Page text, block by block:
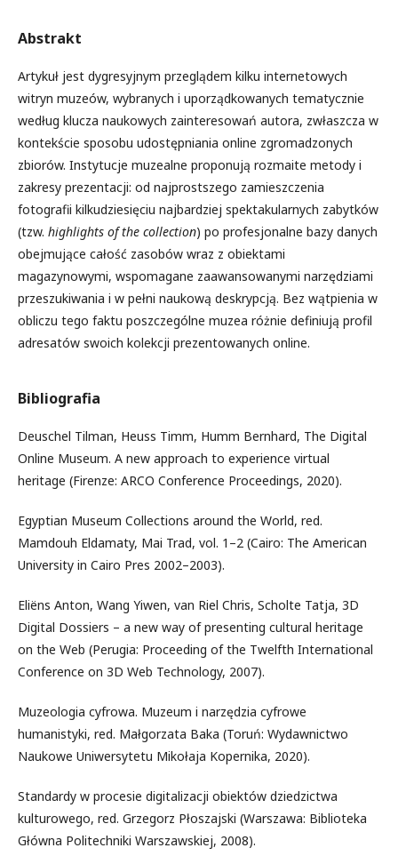
Abstrakt
Artykuł jest dygresyjnym przeglądem kilku internetowych
witryn muzeów, wybranych i uporządkowanych tematycznie
według klucza naukowych zainteresowań autora, zwłaszcza w
kontekście sposobu udostępniania online zgromadzonych
zbiorów. Instytucje muzealne proponują rozmaite metody i
zakresy prezentacji: od najprostszego zamieszczenia
fotografii kilkudziesięciu najbardziej spektakularnych zabytków
(tzw. highlights of the collection) po profesjonalne bazy danych
obejmujące całość zasobów wraz z obiektami
magazynowymi, wspomagane zaawansowanymi narzędziami
przeszukiwania i w pełni naukową deskrypcją. Bez wątpienia w
obliczu tego faktu poszczególne muzea różnie definiują profil
adresatów swoich kolekcji prezentowanych online.
Bibliografia
Deuschel Tilman, Heuss Timm, Humm Bernhard, The Digital
Online Museum. A new approach to experience virtual
heritage (Firenze: ARCO Conference Proceedings, 2020).
Egyptian Museum Collections around the World, red.
Mamdouh Eldamaty, Mai Trad, vol. 1–2 (Cairo: The American
University in Cairo Pres 2002–2003).
Eliëns Anton, Wang Yiwen, van Riel Chris, Scholte Tatja, 3D
Digital Dossiers – a new way of presenting cultural heritage
on the Web (Perugia: Proceeding of the Twelfth International
Conference on 3D Web Technology, 2007).
Muzeologia cyfrowa. Muzeum i narzędzia cyfrowe
humanistyki, red. Małgorzata Baka (Toruń: Wydawnictwo
Naukowe Uniwersytetu Mikołaja Kopernika, 2020).
Standardy w procesie digitalizacji obiektów dziedzictwa
kulturowego, red. Grzegorz Płoszajski (Warszawa: Biblioteka
Główna Politechniki Warszawskiej, 2008).